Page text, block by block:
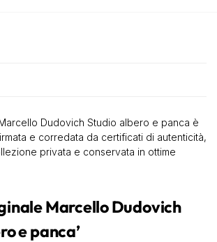
Dudovich Studio albero e panca è
e corredata da certificati di autenticità,
privata e conservata in ottime
Marcello Dudovich
e panca’